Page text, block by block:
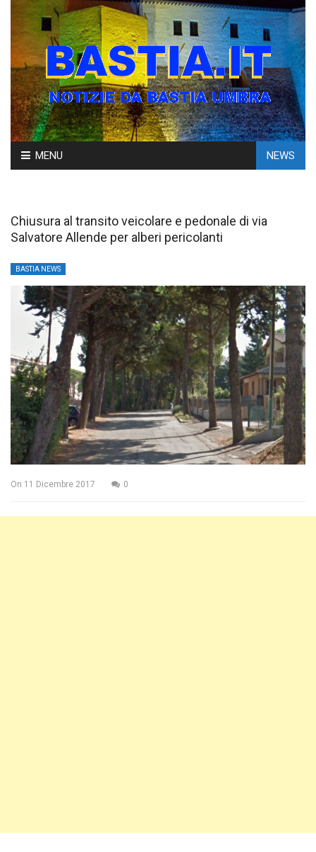
Skip
to
MENU NEWS
Chiusura al transito veicolare e pedonale di via
Salvatore Allende per alberi pericolanti
BASTIA NEWS
On 11 Dicembre 2017 0